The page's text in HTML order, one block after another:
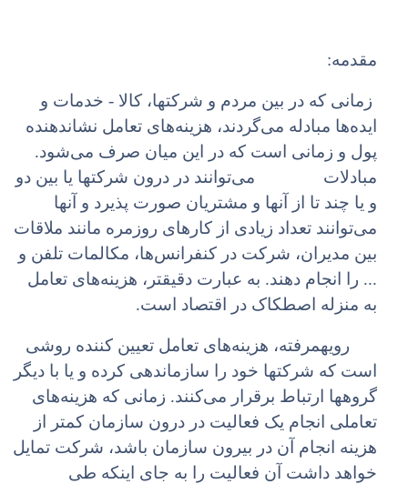
مقدمه:
زمانی که در بین مردم و شرکتها، کالا - خدمات و
ایده‌ها مبادله می‌گردند، هزینه‌های تعامل نشاندهنده
پول و زمانی است که در این میان صرف می‌شود.
مبادلات می‌توانند در درون شرکتها یا بین دو
و یا چند تا از آنها و مشتریان صورت پذیرد و آنها
می‌توانند تعداد زیادی از کارهای روزمره مانند ملاقات
بین مدیران، شرکت در کنفرانس‌ها، مکالمات تلفن و
... را انجام دهند. به عبارت دقیقتر، هزینه‌های تعامل
به منزله اصطکاک در اقتصاد است.
رویهمرفته، هزینه‌های تعامل تعیین کننده روشی
است که شرکتها خود را سازماندهی کرده و یا با دیگر
گروهها ارتباط برقرار می‌کنند. زمانی که هزینه‌های
تعاملی انجام یک فعالیت در درون سازمان کمتر از
هزینه انجام آن در بیرون سازمان باشد، شرکت تمایل
خواهد داشت آن فعالیت را به جای اینکه طی